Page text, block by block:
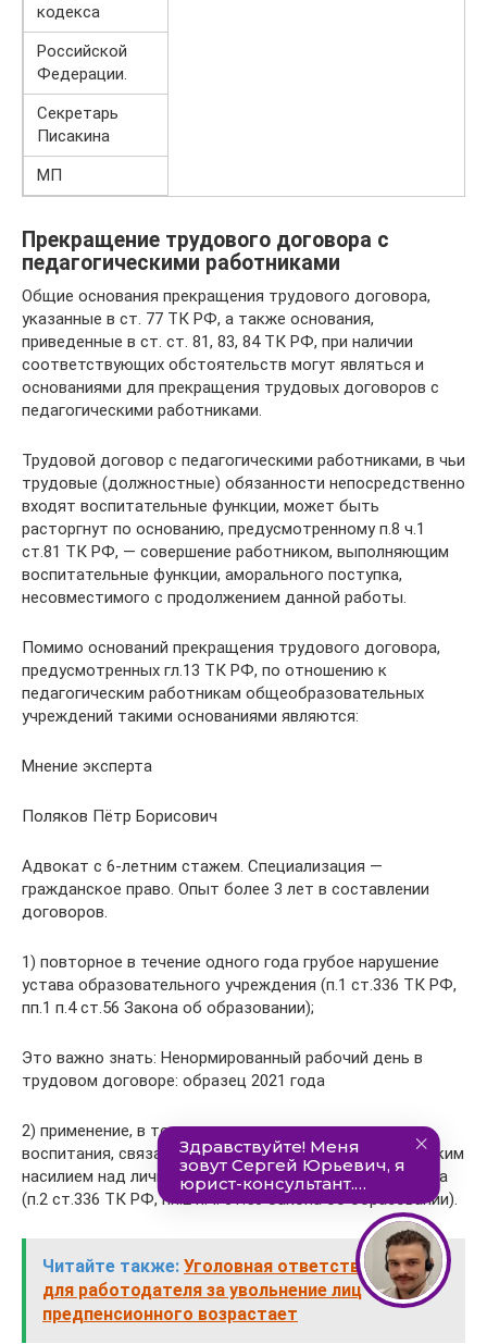
кодекса
Российской
Федерации.
Секретарь
Писакина
МП
Прекращение трудового договора с
педагогическими работниками
Общие основания прекращения трудового договора,
указанные в ст. 77 ТК РФ, а также основания,
приведенные в ст. ст. 81, 83, 84 ТК РФ, при наличии
соответствующих обстоятельств могут являться и
основаниями для прекращения трудовых договоров с
педагогическими работниками.
Трудовой договор с педагогическими работниками, в чьи
трудовые (должностные) обязанности непосредственно
входят воспитательные функции, может быть
расторгнут по основанию, предусмотренному п.8 ч.1
ст.81 ТК РФ, — совершение работником, выполняющим
воспитательные функции, аморального поступка,
несовместимого с продолжением данной работы.
Помимо оснований прекращения трудового договора,
предусмотренных гл.13 ТК РФ, по отношению к
педагогическим работникам общеобразовательных
учреждений такими основаниями являются:
Мнение эксперта
Поляков Пётр Борисович
Адвокат с 6-летним стажем. Специализация —
гражданское право. Опыт более 3 лет в составлении
договоров.
1) повторное в течение одного года грубое нарушение
устава образовательного учреждения (п.1 ст.336 ТК РФ,
пп.1 п.4 ст.56 Закона об образовании);
Это важно знать: Ненормированный рабочий день в
трудовом договоре: образец 2021 года
2) применение, в том числе однократное, методов
воспитания, связанных с физическим и (или) психическим
насилием над личностью обучающегося, воспитанника
(п.2 ст.336 ТК РФ, пп.2 п.4. ст.56 Закона об образовании).
Читайте также: Уголовная ответственность
для работодателя за увольнение лиц
предпенсионного возрастает